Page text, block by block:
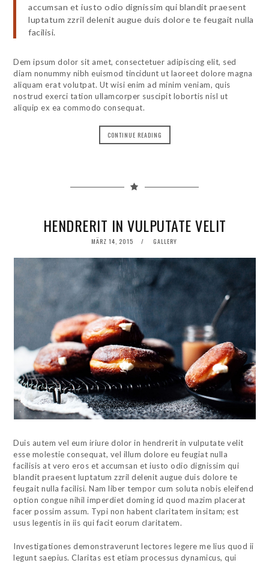
accumsan et iusto odio dignissim qui blandit praesent
luptatum zzril delenit augue duis dolore te feugait nulla
facilisi.
Dem ipsum dolor sit amet, consectetuer adipiscing elit, sed
diam nonummy nibh euismod tincidunt ut laoreet dolore magna
aliquam erat volutpat. Ut wisi enim ad minim veniam, quis
nostrud exerci tation ullamcorper suscipit lobortis nisl ut
aliquip ex ea commodo consequat.
CONTINUE READING
HENDRERIT IN VULPUTATE VELIT
POSTED
MÄRZ 14, 2015 GALLERY
Duis autem vel eum iriure dolor in hendrerit in vulputate velit
esse molestie consequat, vel illum dolore eu feugiat nulla
facilisis at vero eros et accumsan et iusto odio dignissim qui
blandit praesent luptatum zzril delenit augue duis dolore te
feugait nulla facilisi. Nam liber tempor cum soluta nobis eleifend
option congue nihil imperdiet doming id quod mazim placerat
facer possim assum. Typi non habent claritatem insitam; est
usus legentis in iis qui facit eorum claritatem.
Investigationes demonstraverunt lectores legere me lius quod ii
legunt saepius. Claritas est etiam processus dynamicus, qui